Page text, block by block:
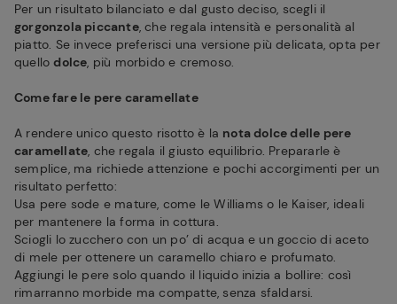
Per un risultato bilanciato e dal gusto deciso, scegli il
gorgonzola piccante, che regala intensità e personalità al
piatto. Se invece preferisci una versione più delicata, opta per
quellodolce, più morbido e cremoso.
Come fare le pere caramellate
A rendere unico questo risotto è la nota dolce delle pere
caramellate, che regala il giusto equilibrio. Prepararle è
semplice, ma richiede attenzione e pochi accorgimenti per un
risultato perfetto:
Usa pere sode e mature, come le Williams o le Kaiser, ideali
per mantenere la forma in cottura.
Sciogli lo zucchero con un po’ di acqua e un goccio di aceto
di mele per ottenere un caramello chiaro e profumato.
Aggiungi le pere solo quando il liquido inizia a bollire: così
rimarranno morbide ma compatte, senza sfaldarsi.